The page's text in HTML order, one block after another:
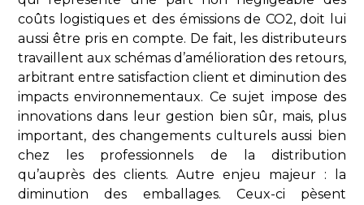
coûts logistiques et des émissions de CO2, doit lui
aussi être pris en compte. De fait, les distributeurs
travaillent aux schémas d’amélioration des retours,
arbitrant entre satisfaction client et diminution des
impacts environnementaux. Ce sujet impose des
innovations dans leur gestion bien sûr, mais, plus
important, des changements culturels aussi bien
chez les professionnels de la distribution
qu’auprès des clients. Autre enjeu majeur : la
diminution des emballages. Ceux-ci pèsent